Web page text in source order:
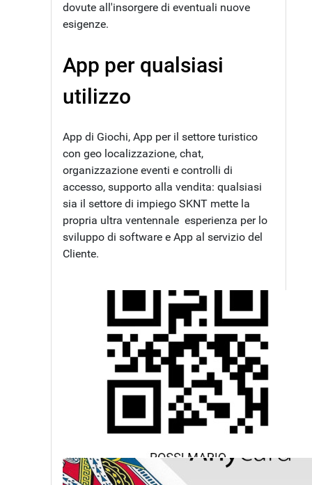
dovute all'insorgere di eventuali nuove
esigenze.
App per qualsiasi
utilizzo
App di Giochi, App per il settore turistico
con geo localizzazione, chat,
organizzazione eventi e controlli di
accesso, supporto alla vendita: qualsiasi
sia il settore di impiego SKNT mette la
propria ultra ventennale esperienza per lo
sviluppo di software e App al servizio del
Cliente.